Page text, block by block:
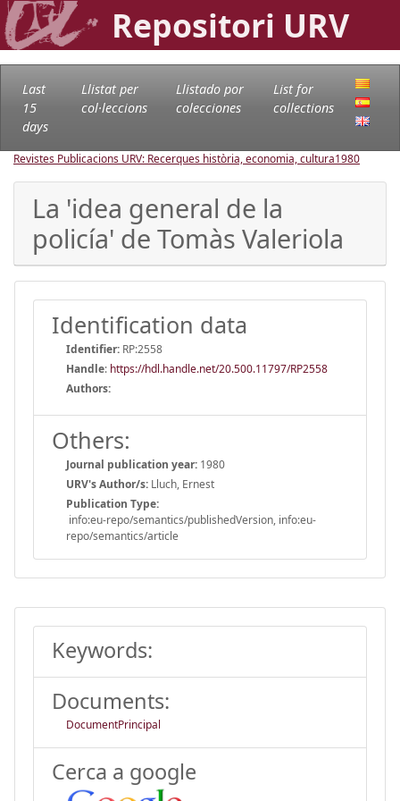
Repositori URV
Last
15
days
Llistat per
col·leccions
Llistado por
colecciones
List for
collections
Revistes Publicacions URV: Recerques història, economia, cultura1980
La 'idea general de la
policía' de Tomàs Valeriola
Identification data
Identifier: RP:2558
Handle: https://hdl.handle.net/20.500.11797/RP2558
Authors:
Others:
Journal publication year: 1980
URV's Author/s: Lluch, Ernest
Publication Type:
info:eu-repo/semantics/publishedVersion, info:eu-
repo/semantics/article
Keywords:
Documents:
DocumentPrincipal
Cerca a google